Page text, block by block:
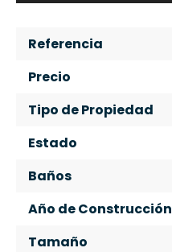
Referencia
Precio
Tipo de Propiedad
Estado
Baños
Año de Construcción
Tamaño